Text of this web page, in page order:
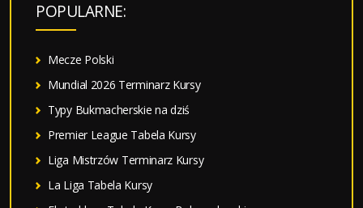
POPULARNE:
Mecze Polski
Mundial 2026 Terminarz Kursy
Typy Bukmacherskie na dziś
Premier League Tabela Kursy
Liga Mistrzów Terminarz Kursy
La Liga Tabela Kursy